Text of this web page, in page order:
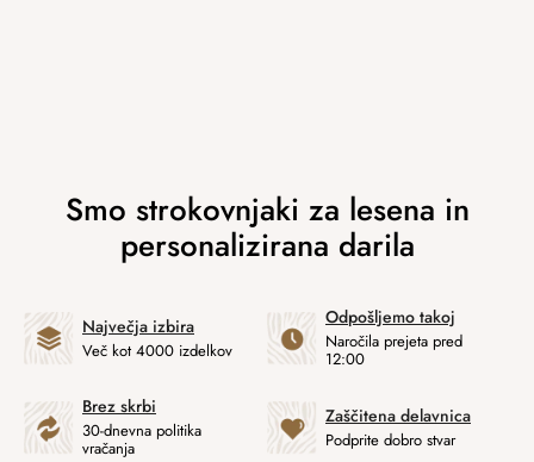
Največja izbira
Več kot 4000 izdelkov
Odpošljemo takoj
Naročila prejeta pred
12:00
Brez skrbi
30-dnevna politika
vračanja
Zaščitena delavnica
Podprite dobro stvar